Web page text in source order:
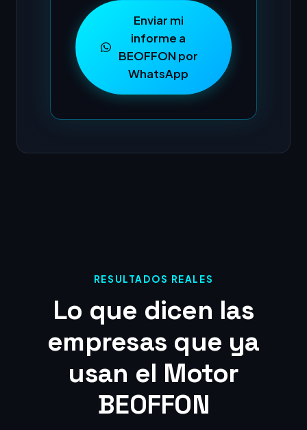
Enviar mi
informe a
BEOFFON por
WhatsApp
RESULTADOS REALES
Lo que dicen las
empresas que ya
usan el Motor
BEOFFON